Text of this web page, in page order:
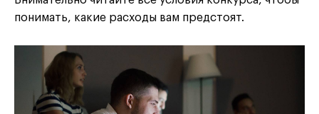
понимать, какие расходы вам предстоят.